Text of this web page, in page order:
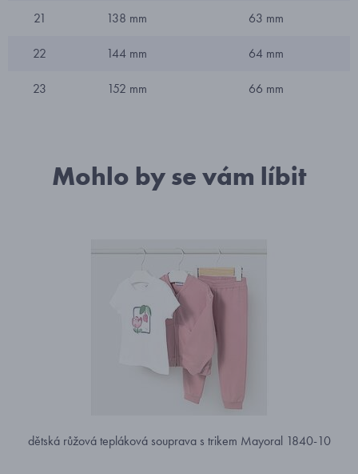
21 138 mm 63 mm
22 144 mm 64 mm
23 152 mm 66 mm
Mohlo by se vám líbit
dětská růžová tepláková souprava s trikem Mayoral 1840-10